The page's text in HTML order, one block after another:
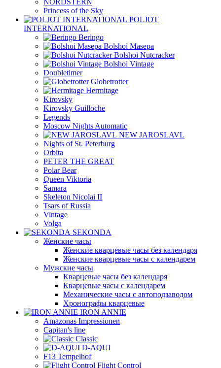
NORDSTERN
Princess of the Sky
POLJOT
INTERNATIONAL
Beringo
Bolshoi Masepa
Bolshoi Nutcracker
Bolshoi Vintage
Doubletimer
Globetrotter
Hermitage
Kirovsky
Kirovsky Guilloche
Legends
Moscow Nights Automatic
NEW JAROSLAVL
Nights of St. Peterburg
Orbita
PETER THE GREAT
Polar Bear
Queen Viktoria
Samara
Skeleton Nicolai II
Tsars of Russia
Vintage
Volga
SEKONDA
Женские часы
Женские кварцевые часы без календаря
Женские кварцевые часы с календарем
Мужские часы
Кварцевые часы без календаря
Кварцевые часы с календарем
Механические часы с автоподзаводом
Хронографы кварцевые
IRON ANNIE
Amazonas Impressionen
Capitan's line
Classic
D-AQUI
F13 Tempelhof
Flight Control